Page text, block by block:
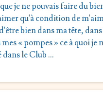
je ne pouvais faire du
qu'à condition de
bien dans ma tête,
« pompes » ce à quoi je
dans le Club …